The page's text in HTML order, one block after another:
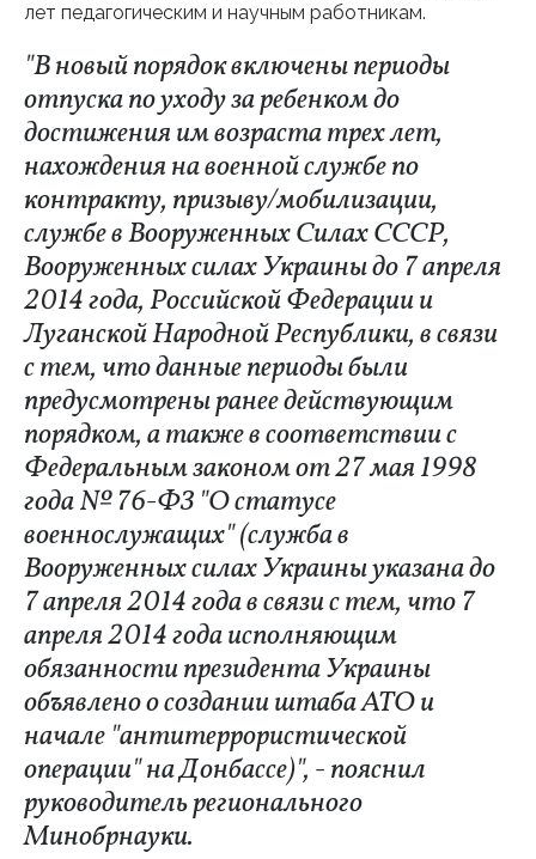
лет педагогическим и научным работникам.
"В новый порядок включены периоды
отпуска по уходу за ребенком до
достижения им возраста трех лет,
нахождения на военной службе по
контракту, призыву/мобилизации,
службе в Вооруженных Силах СССР,
Вооруженных силах Украины до 7 апреля
2014 года, Российской Федерации и
Луганской Народной Республики, в связи
с тем, что данные периоды были
предусмотрены ранее действующим
порядком, а также в соответствии с
Федеральным законом от 27 мая 1998
года № 76-ФЗ "О статусе
военнослужащих" (служба в
Вооруженных силах Украины указана до
7 апреля 2014 года в связи с тем, что 7
апреля 2014 года исполняющим
обязанности президента Украины
объявлено о создании штаба АТО и
начале "антитеррористической
операции" на Донбассе)", - пояснил
руководитель регионального
Минобрнауки.